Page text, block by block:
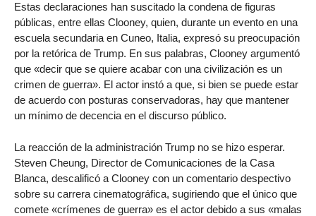
Estas declaraciones han suscitado la condena de figuras
públicas, entre ellas Clooney, quien, durante un evento en una
escuela secundaria en Cuneo, Italia, expresó su preocupación
por la retórica de Trump. En sus palabras, Clooney argumentó
que «decir que se quiere acabar con una civilización es un
crimen de guerra». El actor instó a que, si bien se puede estar
de acuerdo con posturas conservadoras, hay que mantener
un mínimo de decencia en el discurso público.
La reacción de la administración Trump no se hizo esperar.
Steven Cheung, Director de Comunicaciones de la Casa
Blanca, descalificó a Clooney con un comentario despectivo
sobre su carrera cinematográfica, sugiriendo que el único que
comete «crímenes de guerra» es el actor debido a sus «malas